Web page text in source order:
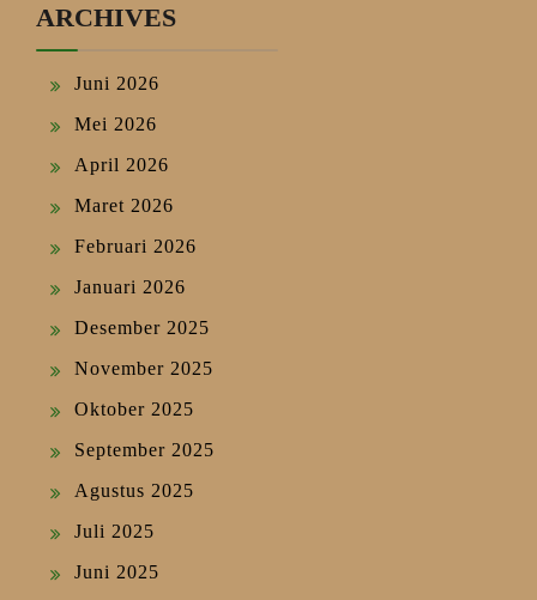
ARCHIVES
Juni 2026
Mei 2026
April 2026
Maret 2026
Februari 2026
Januari 2026
Desember 2025
November 2025
Oktober 2025
September 2025
Agustus 2025
Juli 2025
Juni 2025